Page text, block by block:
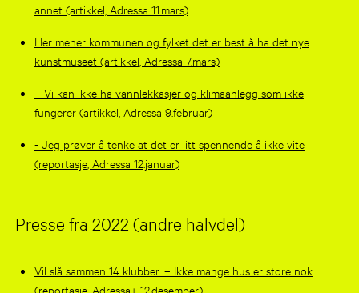
annet (artikkel, Adressa 11.mars)
Her mener kommunen og fylket det er best å ha det nye
kunstmuseet (artikkel, Adressa 7.mars)
– Vi kan ikke ha vannlekkasjer og klimaanlegg som ikke
fungerer (artikkel, Adressa 9.februar)
- Jeg prøver å tenke at det er litt spennende å ikke vite
(reportasje, Adressa 12.januar)
Presse fra 2022 (andre halvdel)
Vil slå sammen 14 klubber: – Ikke mange hus er store nok
(reportasje, Adressa+ 12.desember)